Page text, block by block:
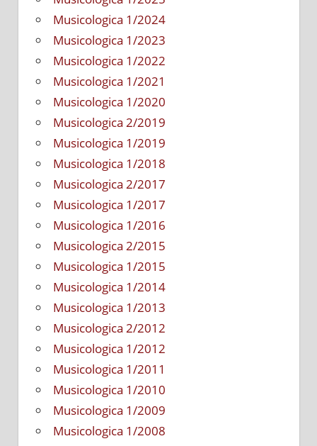
Musicologica 1/2024
Musicologica 1/2023
Musicologica 1/2022
Musicologica 1/2021
Musicologica 1/2020
Musicologica 2/2019
Musicologica 1/2019
Musicologica 1/2018
Musicologica 2/2017
Musicologica 1/2017
Musicologica 1/2016
Musicologica 2/2015
Musicologica 1/2015
Musicologica 1/2014
Musicologica 1/2013
Musicologica 2/2012
Musicologica 1/2012
Musicologica 1/2011
Musicologica 1/2010
Musicologica 1/2009
Musicologica 1/2008